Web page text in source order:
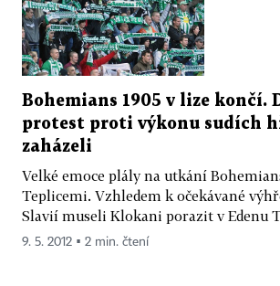
Bohemians 1905 v lize končí.
protest proti výkonu sudích
zaházeli
Velké emoce plály na utkání
Teplicemi. Vzhledem k očekávané
Slavií museli Klokani porazit v Edenu
9. 5. 2012 ▪ 2 min. čtení